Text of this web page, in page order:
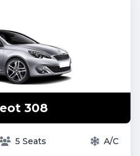
308
5 Seats A/C